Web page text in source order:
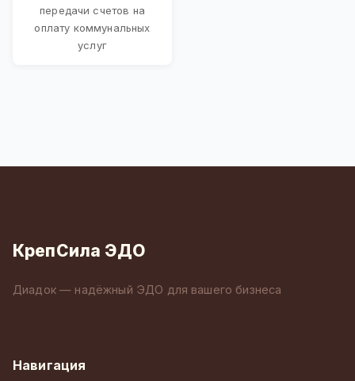
передачи счетов на
оплату коммунальных
услуг
КрепСила ЭДО
Диадок — надёжный ЭДО для вашего бизнеса
Навигация